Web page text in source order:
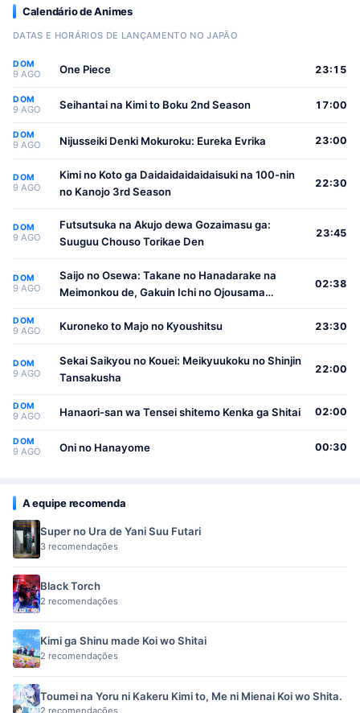
Calendário de Animes
DATAS E HORÁRIOS DE LANÇAMENTO NO JAPÃO
DOM
9 AGO One Piece 23:15
DOM
9 AGO Seihantai na Kimi to Boku 2nd Season 17:00
DOM
9 AGO Nijusseiki Denki Mokuroku: Eureka Evrika 23:00
DOM
9 AGO
Kimi no Koto ga Daidaidaidaidaisuki na 100-nin
no Kanojo 3rd Season
22:30
DOM
9 AGO
Futsutsuka na Akujo dewa Gozaimasu ga:
Suuguu Chouso Torikae Den
23:45
DOM
9 AGO
Saijo no Osewa: Takane no Hanadarake na
Meimonkou de, Gakuin Ichi no Ojousama
Osewa suru Koto ni Narimashita
02:38
DOM
9 AGO Kuroneko to Majo no Kyoushitsu 23:30
DOM
9 AGO
Sekai Saikyou no Kouei: Meikyuukoku no Shinjin
Tansakusha
22:00
DOM
9 AGO Hanaori-san wa Tensei shitemo Kenka ga Shitai 02:00
DOM
9 AGO Oni no Hanayome 00:30
A equipe recomenda
Super no Ura de Yani Suu Futari
3 recomendações
Black Torch
2 recomendações
Kimi ga Shinu made Koi wo Shitai
2 recomendações
Toumei na Yoru ni Kakeru Kimi to, Me ni Mienai Koi wo Shita.